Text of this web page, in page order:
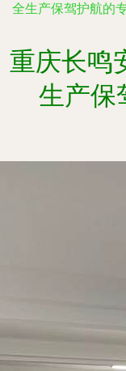
全生产保驾护航的
重庆长鸣
生产保